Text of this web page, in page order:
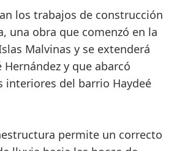
los trabajos de construcción
una obra que comenzó en la
Malvinas y se extenderá
Hernández y que abarcó
interiores del barrio Haydeé
permite un correcto